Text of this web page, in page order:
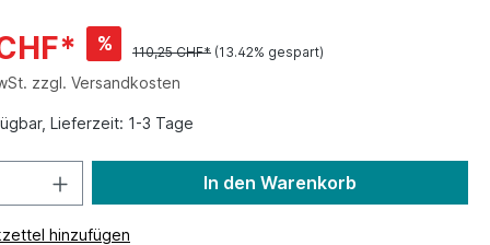
% 110,25 CHF* (13.42% gespart)
zzgl. Versandkosten
Lieferzeit: 1-3 Tage
In den Warenkorb
hinzufügen